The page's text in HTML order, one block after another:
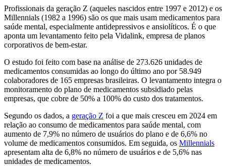
Profissionais da geração Z (aqueles nascidos entre 1997 e 2012) e os
Millennials (1982 a 1996) são os que mais usam medicamentos para
saúde mental, especialmente antidepressivos e ansiolíticos. É o que
aponta um levantamento feito pela Vidalink, empresa de planos
corporativos de bem-estar.
O estudo foi feito com base na análise de 273.626 unidades de
medicamentos consumidas ao longo do último ano por 58.949
colaboradores de 165 empresas brasileiras. O levantamento integra o
monitoramento do plano de medicamentos subsidiado pelas
empresas, que cobre de 50% a 100% do custo dos tratamentos.
Segundo os dados, a geração Z foi a que mais cresceu em 2024 em
relação ao consumo de medicamentos para saúde mental, com
aumento de 7,9% no número de usuários do plano e de 6,6% no
volume de medicamentos consumidos. Em seguida, os Millennials
apresentam alta de 6,8% no número de usuários e de 5,6% nas
unidades de medicamentos.